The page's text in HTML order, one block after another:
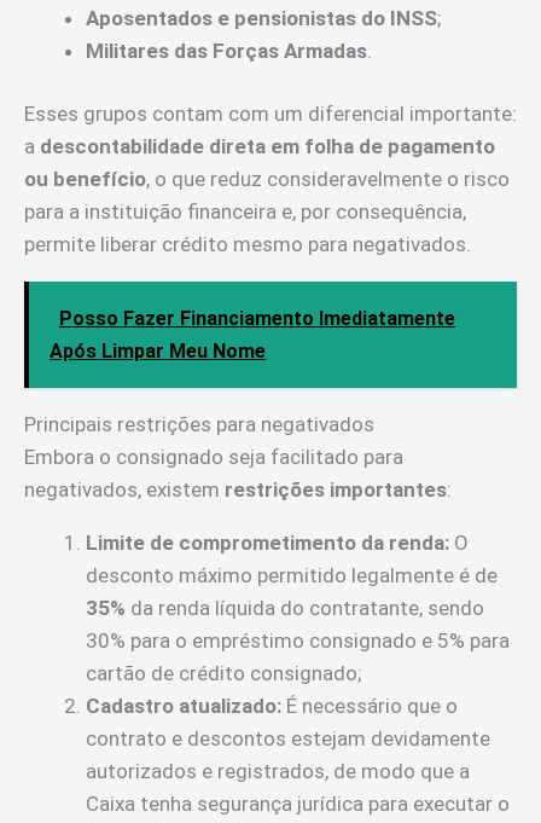
Aposentados e pensionistas do INSS;
Militares das Forças Armadas
Esses grupos contam com um diferencial importante:
a descontabilidade direta em folha de pagamento
ou benefício, o que reduz consideravelmente o risco
para a instituição financeira e, por consequência,
permite liberar crédito mesmo para negativados.
Posso Fazer Financiamento Imediatamente
Após Limpar Meu Nome
Principais restrições para negativados
Embora o consignado seja facilitado para
negativados, existem restrições importantes:
Limite de comprometimento da renda: O
desconto máximo permitido legalmente é de
35% da renda líquida do contratante, sendo
30% para o empréstimo consignado e 5% para
cartão de crédito consignado;
Cadastro atualizado: É necessário que o
contrato e descontos estejam devidamente
autorizados e registrados, de modo que a
Caixa tenha segurança jurídica para executar o